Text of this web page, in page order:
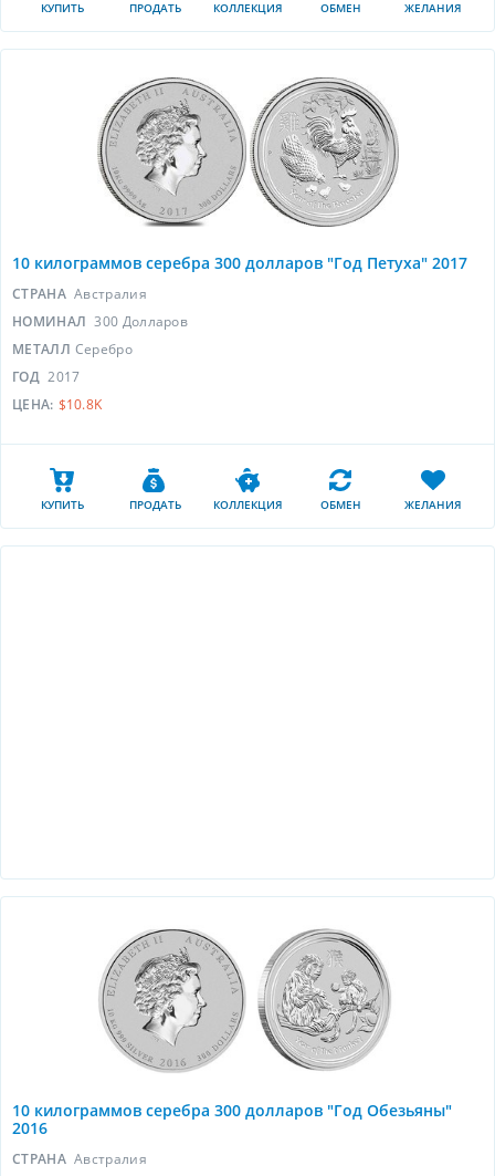
КУПИТЬ ПРОДАТЬ КОЛЛЕКЦИЯ ОБМЕН ЖЕЛАНИЯ
10 килограммов серебра 300 долларов "Год Петуха" 2017
СТРАНА Австралия
НОМИНАЛ 300 Долларов
МЕТАЛЛ Серебро
ГОД 2017
ЦЕНА: $10.8K
КУПИТЬ ПРОДАТЬ КОЛЛЕКЦИЯ ОБМЕН ЖЕЛАНИЯ
10 килограммов серебра 300 долларов "Год Обезьяны"
2016
СТРАНА Австралия